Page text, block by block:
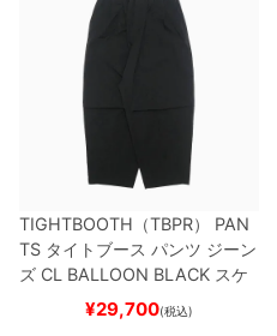
TIGHTBOOTH（TBPR） PAN
TS タイトブース パンツ ジーン
ズ CL BALLOON BLACK スケ
ートボード スケボー
¥29,700(税込)